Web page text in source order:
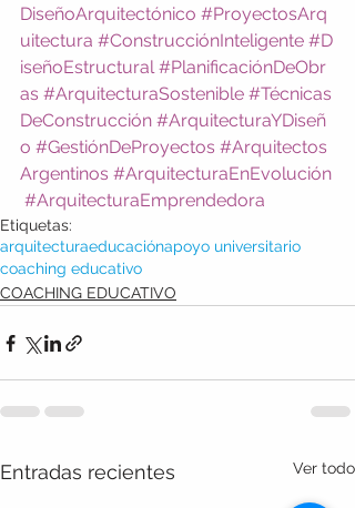
DiseñoArquitectónico #ProyectosArq
uitectura #ConstrucciónInteligente #D
iseñoEstructural #PlanificaciónDeObr
as #ArquitecturaSostenible #Técnicas
DeConstrucción #ArquitecturaYDiseñ
o #GestiónDeProyectos #Arquitectos
Argentinos #ArquitecturaEnEvolución
#ArquitecturaEmprendedora
Etiquetas:
arquitecturaeducaciónapoyo universitario
coaching educativo
COACHING EDUCATIVO
Entradas recientes Ver todo